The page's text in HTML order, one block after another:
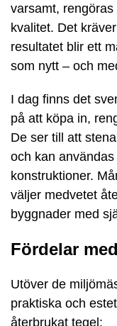
varsamt,
kvalitet. Det
resultatet blir ett
som nytt – och
I dag finns det
på att köpa in,
De ser till att
och kan
konstruktioner.
väljer medvetet
byggnader med
Fördelar
Utöver de
praktiska och
återbrukat tegel: